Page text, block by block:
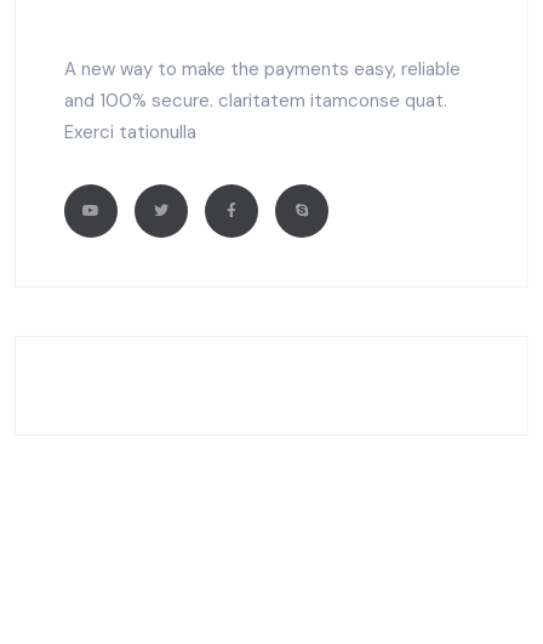
A new way to make the payments easy, reliable
and 100% secure. claritatem itamconse quat.
Exerci tationulla